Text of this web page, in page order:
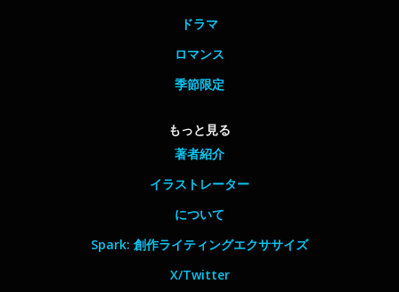
ドラマ
ロマンス
季節限定
もっと見る
著者紹介
イラストレーター
について
Spark: 創作ライティングエクササイズ
X/Twitter